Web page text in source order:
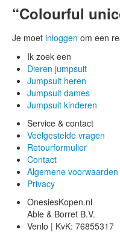
“Colourful
Je moet inloggen om een
Ik zoek een
Dieren jumpsuit
Jumpsuit heren
Jumpsuit dames
Jumpsuit kinderen
Service & contact
Veelgestelde vragen
Retourformulier
Contact
Algemene voorwaarden
Privacy
OnesiesKopen.nl
Able & Borret B.V.
Venlo | KvK: 76855317